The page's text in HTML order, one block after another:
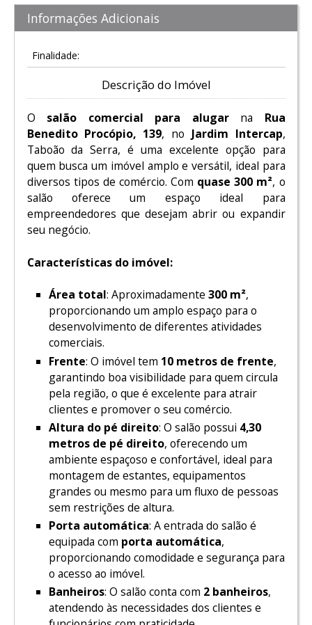
Informações Adicionais
Finalidade:
Descrição do Imóvel
O salão comercial para alugarna Rua
Benedito Procópio, 139, no Jardim Intercap,
Taboão da Serra, é uma excelente opção para
quem busca um imóvel amplo e versátil, ideal para
diversos tipos de comércio. Com quase 300 m², o
salão oferece um espaço ideal para
empreendedores que desejam abrir ou expandir
seu negócio.
Características do imóvel:
Área total: Aproximadamente 300 m²,
proporcionando um amplo espaço para o
desenvolvimento de diferentes atividades
comerciais.
Frente: O imóvel tem 10 metros de frente,
garantindo boa visibilidade para quem circula
pela região, o que é excelente para atrair
clientes e promover o seu comércio.
Altura do pé direito: O salão possui 4,30
metros de pé direito, oferecendo um
ambiente espaçoso e confortável, ideal para
montagem de estantes, equipamentos
grandes ou mesmo para um fluxo de pessoas
sem restrições de altura.
Porta automática: A entrada do salão é
equipada com porta automática,
proporcionando comodidade e segurança para
o acesso ao imóvel.
Banheiros: O salão conta com 2 banheiros,
atendendo às necessidades dos clientes e